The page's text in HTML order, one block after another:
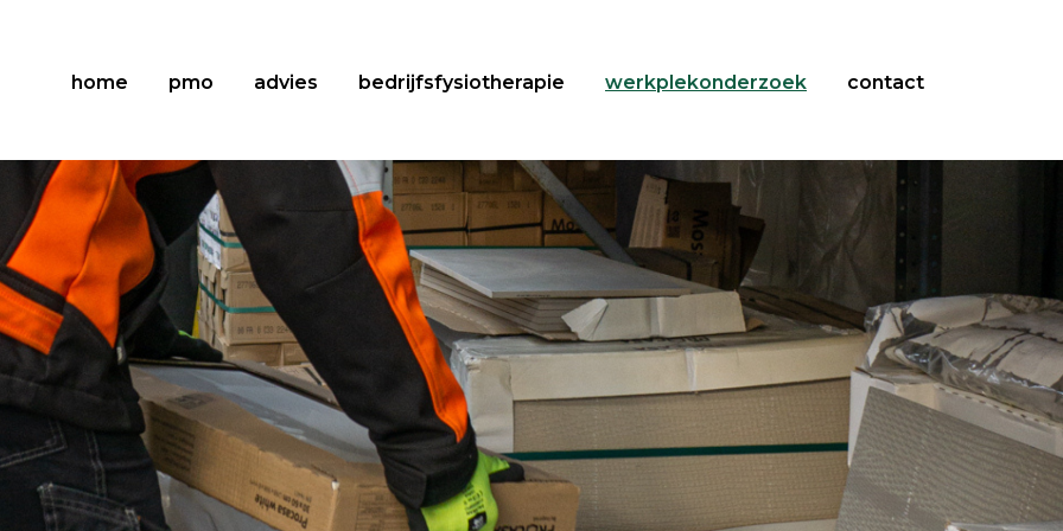
home pmo advies bedrijfsfysiotherapie werkplekonderzoek contact